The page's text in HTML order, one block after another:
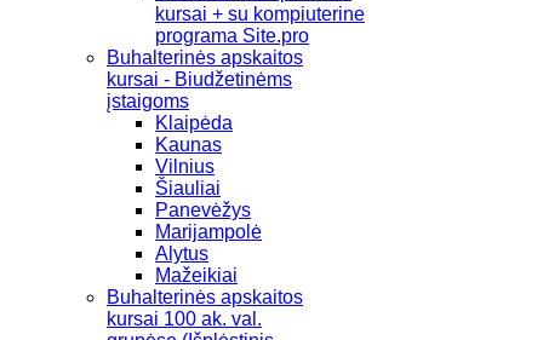
kursai + su kompiuterine
programa Site.pro
Buhalterinės apskaitos
kursai - Biudžetinėms
įstaigoms
Klaipėda
Kaunas
Vilnius
Šiauliai
Panevėžys
Marijampolė
Alytus
Mažeikiai
Buhalterinės apskaitos
kursai 100 ak. val.